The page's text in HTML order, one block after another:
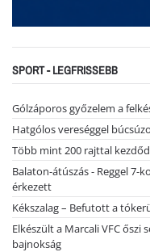
SPORT - LEGFRISSEBB
Gólzáporos győzelem a
Hatgólos vereséggel
Több mint 200 rajttal
Balaton-átúszás - Reggel 7-
érkezett
Kékszalag – Befutott a
Elkészült a Marcali VFC őszi
bajnokság